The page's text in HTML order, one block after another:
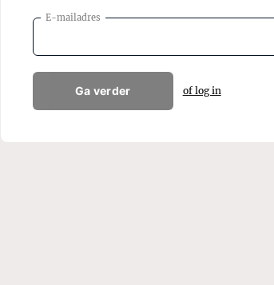
E-mailadres
Ga verder of log in